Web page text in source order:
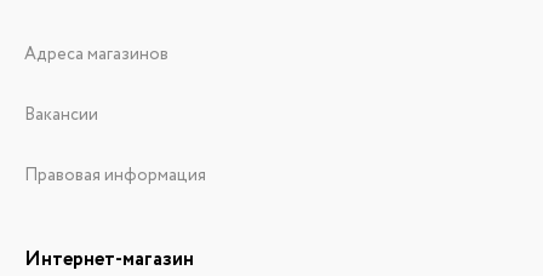
Адреса магазинов
Вакансии
Правовая информация
Интернет-магазин